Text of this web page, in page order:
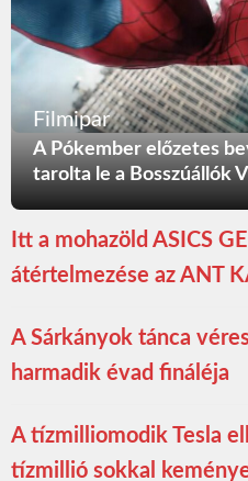
Filmipar
A Pókember előzetes
tarolta le a Bosszúállók
Itt a mohazöld ASICS
átértelmezése az ANT
A Sárkányok tánca
harmadik évad fináléja
A tízmilliomodik Tesla
tízmillió sokkal